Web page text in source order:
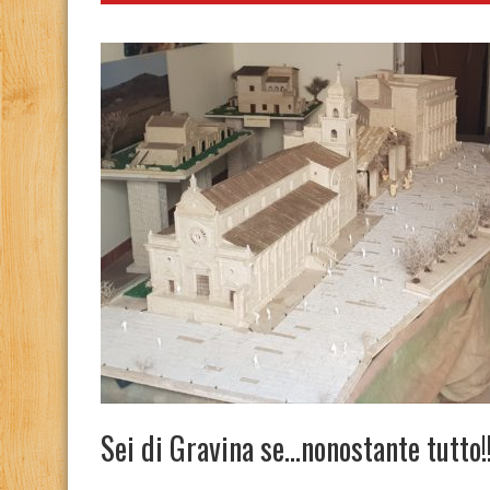
Sei di Gravina se…nonostante